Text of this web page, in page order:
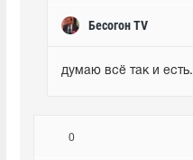
Бесогон TV
думаю всё так и есть.
0